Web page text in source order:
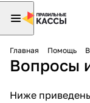
Главная Помощь
Вопросы
Ниже